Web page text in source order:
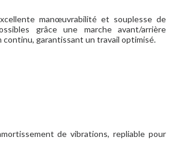
manœuvrabilité et souplesse de
grâce une marche avant/arrière
continu, garantissant un travail optimisé.
de vibrations, repliable pour